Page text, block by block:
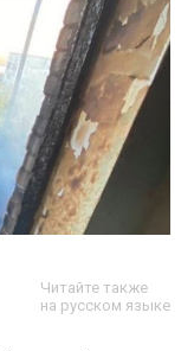
Читайте также
на русском языке